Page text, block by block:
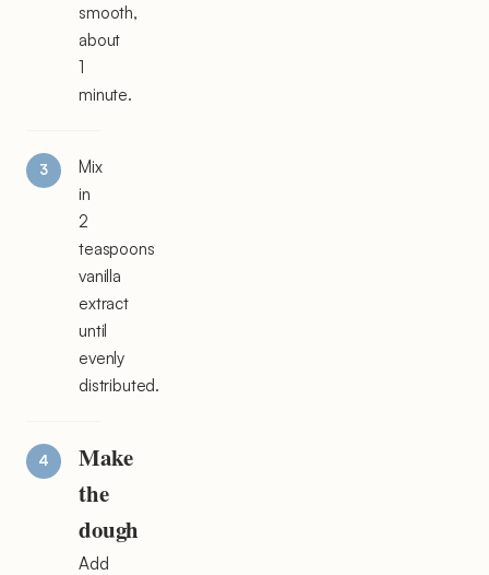
smooth,
about
1
minute.
Mix
in
2
teaspoons
vanilla
extract
until
evenly
distributed.
Make
the
dough
Add